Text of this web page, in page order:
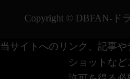
Copyright © DBFAN-ド
当サイトへのリンク、記事
ショットなど